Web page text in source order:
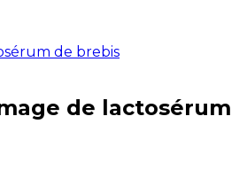
de brebis
de lactosérum